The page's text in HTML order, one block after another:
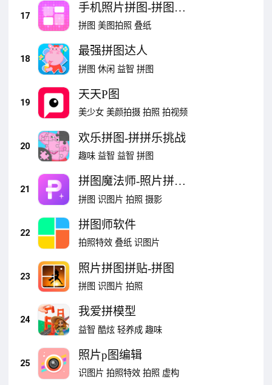
17
手机照片拼图-拼图软
件
拼图 美图拍照 叠纸
18
最强拼图达人
拼图 休闲 益智 拼图
19
天天P图
美少女 美颜拍摄 拍照 拍视频
20
欢乐拼图-拼拼乐挑战
趣味 益智 益智 拼图
21
拼图魔法师-照片拼图
软件
拼图 识图片 拍照 摄影
22
拼图师软件
拍照特效 叠纸 识图片
23
照片拼图拼贴-拼图
拼图 识图片 拍照
24
我爱拼模型
益智 酷炫 轻养成 趣味
25
照片p图编辑
识图片 拍照特效 拍照 虚构